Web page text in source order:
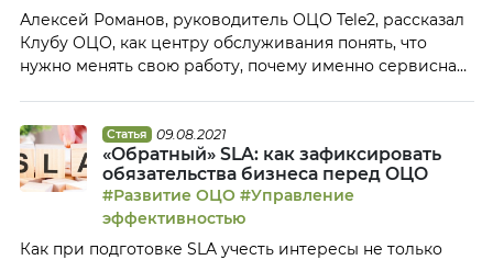
Алексей Романов, руководитель ОЦО Tele2, рассказал
Клубу ОЦО, как центру обслуживания понять, что
нужно менять свою работу, почему именно сервисная
сервиса. Как ОЦО понять, что нужно меняться
Меняться нужно всегда, это должно быть в генотипе
ОЦО. Потому что […]
Статья 09.08.2021
«Обратный» SLA: как зафиксировать
обязательства бизнеса перед ОЦО
#Развитие ОЦО #Управление
эффективностью
Как при подготовке SLA учесть интересы не только